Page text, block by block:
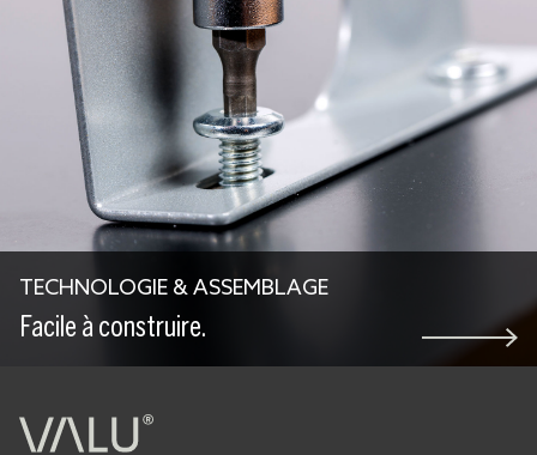
TECHNOLOGIE & ASSEMBLAGE
Facile à construire.